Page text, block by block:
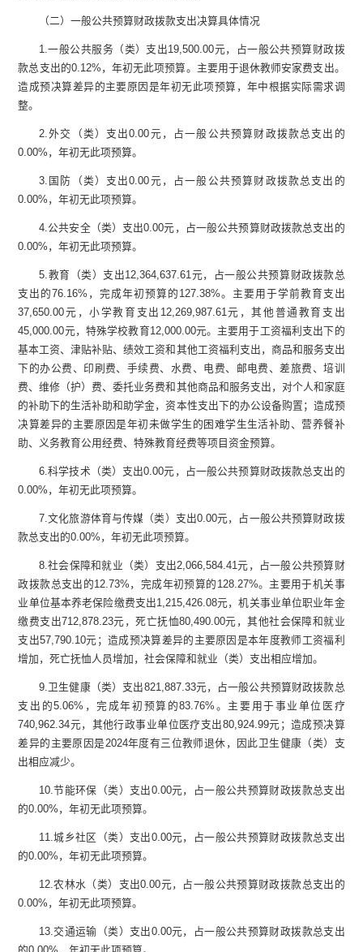
（二）一般公共预算财政拨款支出决算具体情况
1.一般公共服务（类）支出19,500.00元，占一般公共预算财政拨
款总支出的0.12% ，年初无此项预算。 主要用于退休教师安家费支出。
造成预决算差异的主要原因是年初无此项预算，年中根据实际需求调
整。
2.外交（类）支出0.00元 ，占一般公共预算财政拨款总支出的
0.00% ，年初无此项预算。
3. 国防（类）支出0.00元 ，占一般公共预算财政拨款总支出的
0.00% ，年初无此项预算。
4.公共安全（类）支出0.00元 ，占一般公共预算财政拨款总支出的
0.00% ，年初无此项预算。
5.教育（类）支出12,364,637.61元，占一般公共预算财政拨款总
支出的76.16% ，完成年初预算的 127.38%。主要用于学前教育支出
37,650.00元，小学教育支出 12,269,987.61元，其他普通教育支出
45,000.00元，特殊学校教育12,000.00元。 主要用于 工资福利支出下的
基本工资、津贴补贴、绩效工资和其他工资福利支出，商品和服务支出
下的办公费、印刷费、手续费、水费、电费、邮电费、差旅费、培训
费、维修（护）费、委托业务费和其他商品和服务支出，对个人和家庭
的补助下的生活补助和助学金，资本性支出下的办公设备购置 ； 造成预
决算差异的主要原因是年初未做学生的困难学生生活补助、营养餐补
助、义务教育公用经费、特殊教育经费等项目资金预算。
6.科学技术（类）支出0.00元，占一般公共预算财政拨款总支出的
0.00% ，年初无此项预算。
7.文化旅游体育与传媒（类）支出0.00元，占一般公共预算财政拨
款总支出的0.00% ，年初无此项预算。
8.社会保障和就业（类）支出2,066,584.41元，占一般公共预算财
政拨款总支出的12.73% ， 完成年初预算的 128.27%。主要用于机关事
业单位基本养老保险缴费支出1,215,426.08元，机关事业单位职业年金
缴费支出712,878.23元，死亡抚恤80,490.00元，其他社会保障和就业
支出57,790.10元 ； 造成预决算差异的主要原因是本年度教师工资福利
增加，死亡抚恤人员增加，社会保障和就业（类）支出相应增加。
9.卫生健康（类）支出821,887.33元，占一般公共预算财政拨款总
支出的5.06% ，完成年初预算的83.76% 。主要用于事业单位医疗
740,962.34元，其他行政事业单位医疗支出80,924.99元 ； 造成预决算
差异的主要原因是2024年度有三位教师退休，因此卫生健康（类）支
出相应减少。
10.节能环保（类）支出0.00元，占一般公共预算财政拨款总支出
的0.00% ，年初无此项预算。
11.城乡社区（类）支出0.00元，占一般公共预算财政拨款总支出
的0.00% ，年初无此项预算。
12.农林水（类）支出0.00元，占一般公共预算财政拨款总支出的
0.00% ，年初无此项预算。
13.交通运输（类）支出0.00元，占一般公共预算财政拨款总支出